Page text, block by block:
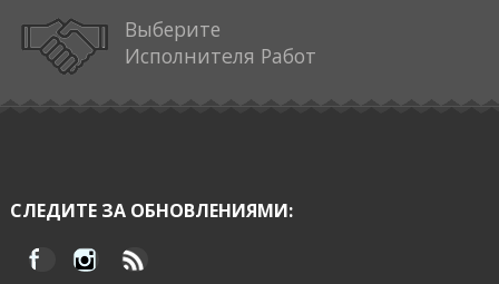
Выберите
Исполнителя Работ
СЛЕДИТЕ ЗА ОБНОВЛЕНИЯМИ: